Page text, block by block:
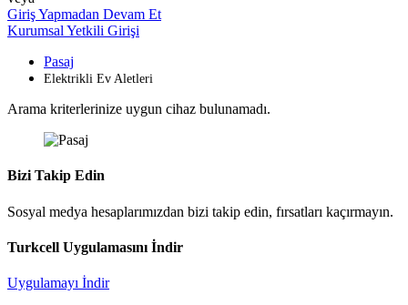
Giriş Yapmadan Devam Et
Kurumsal Yetkili Girişi
Pasaj
Elektrikli Ev Aletleri
Arama kriterlerinize uygun cihaz bulunamadı.
Bizi Takip Edin
Sosyal medya hesaplarımızdan bizi takip edin, fırsatları kaçırmayın.
Turkcell Uygulamasını İndir
Uygulamayı İndir